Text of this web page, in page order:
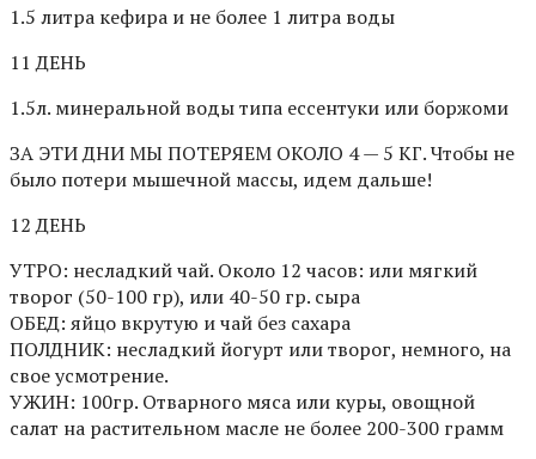
1.5 литра кефира и не более 1 литра воды
11 ДЕНЬ
1.5л. минеральной воды типа ессентуки или боржоми
ЗА ЭТИ ДНИ МЫ ПОТЕРЯЕМ ОКОЛО 4 — 5 КГ. Чтобы не
было потери мышечной массы, идем дальше!
12 ДЕНЬ
УТРО: несладкий чай. Около 12 часов: или мягкий
творог (50-100 гр), или 40-50 гр. сыра
ОБЕД: яйцо вкрутую и чай без сахара
ПОЛДНИК: несладкий йогурт или творог, немного, на
свое усмотрение.
УЖИН: 100гр. Отварного мяса или куры, овощной
салат на растительном масле не более 200-300 грамм